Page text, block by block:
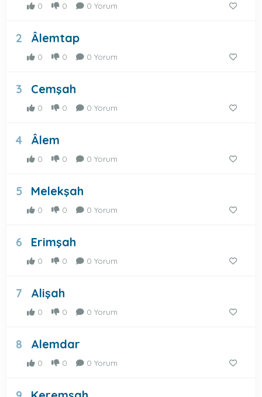
0 0 0 Yorum
2 Âlemtap
0 0 0 Yorum
3 Cemşah
0 0 0 Yorum
4 Âlem
0 0 0 Yorum
5 Melekşah
0 0 0 Yorum
6 Erimşah
0 0 0 Yorum
7 Alişah
0 0 0 Yorum
8 Alemdar
0 0 0 Yorum